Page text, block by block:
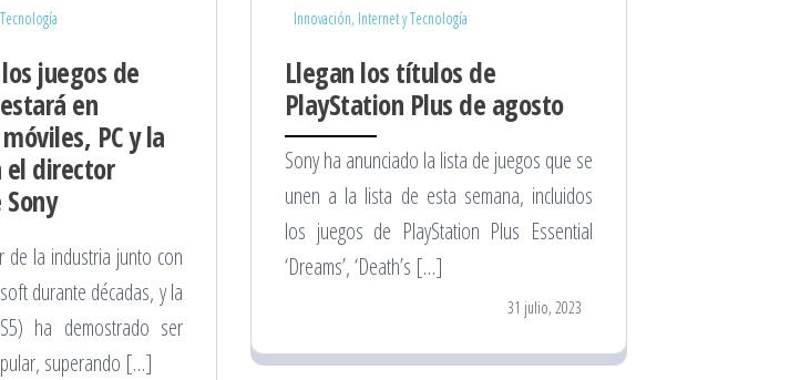
juegos de
en
PC y la
el director
de la industria junto con
durante décadas, y la
ha demostrado ser
superando […]
Innovación, Internet y Tecnología
Llegan los títulos de
PlayStation Plus de agosto
Sony ha anunciado la lista de juegos que se
unen a la lista de esta semana, incluidos
los juegos de PlayStation Plus Essential
‘Dreams’, ‘Death’s […]
31 julio, 2023